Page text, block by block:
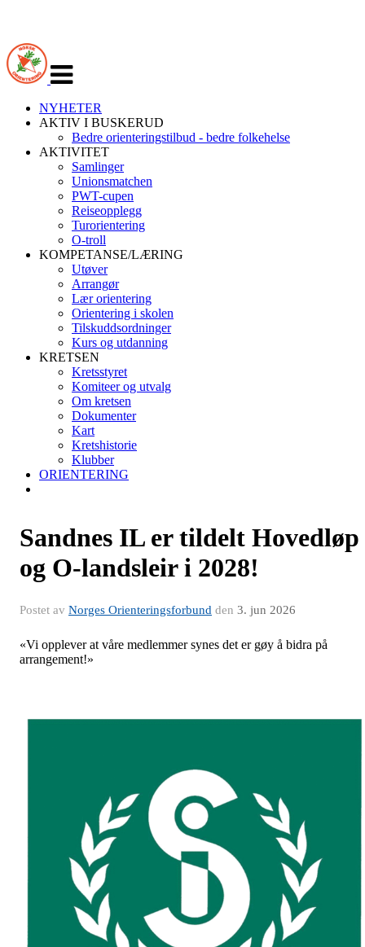
navigasjon
NYHETER
AKTIV I BUSKERUD
Bedre orienteringstilbud - bedre folkehelse
AKTIVITET
Samlinger
Unionsmatchen
PWT-cupen
Reiseopplegg
Turorientering
O-troll
KOMPETANSE/LÆRING
Utøver
Arrangør
Lær orientering
Orientering i skolen
Tilskuddsordninger
Kurs og utdanning
KRETSEN
Kretsstyret
Komiteer og utvalg
Om kretsen
Dokumenter
Kart
Kretshistorie
Klubber
ORIENTERING
Sandnes IL er tildelt Hovedløp
og O-landsleir i 2028!
Postet av Norges Orienteringsforbund den 3. jun 2026
«Vi opplever at våre medlemmer synes det er gøy å bidra på
arrangement!»